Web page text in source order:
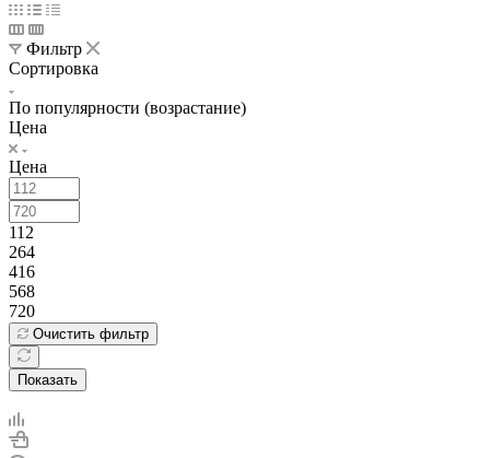
Фильтр
Сортировка
По популярности (возрастание)
Цена
Цена
112
264
416
568
720
Очистить фильтр
Показать